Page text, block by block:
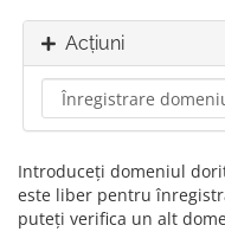
Acțiuni
Introduceți domeniul
este liber pentru
puteți verifica un alt